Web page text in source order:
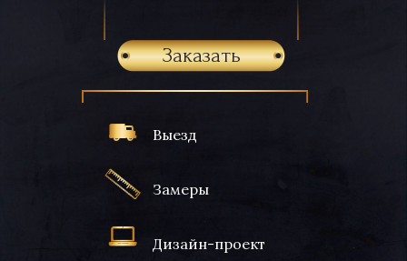
Выезд
Замеры
Дизайн-проект
Заказать